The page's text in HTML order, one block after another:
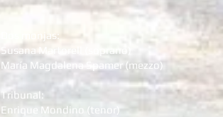
Dos monjas:
Susana Martorell (soprano)
María Magdalena Spamer (mezzo)
Tribunal:
Enrique Mondino (tenor)